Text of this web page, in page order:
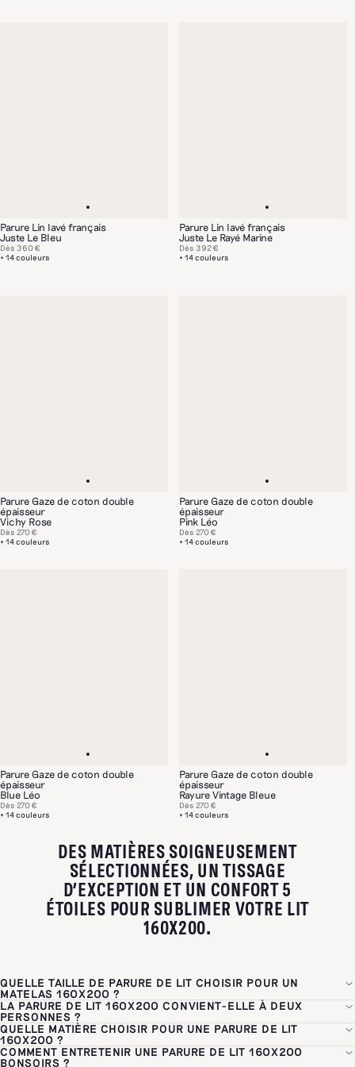
Parure Lin lavé français
Juste Le Bleu
+ 14 couleurs
Dès 360 €
Parure Lin lavé français
Juste Le Rayé Marine
+ 14 couleurs
Dès 392 €
Parure Gaze de coton double
épaisseur
Vichy Rose
+ 14 couleurs
Dès 270 €
Parure Gaze de coton double
épaisseur
Pink Léo
+ 14 couleurs
Dès 270 €
Parure Gaze de coton double
épaisseur
Blue Léo
+ 14 couleurs
Dès 270 €
Parure Gaze de coton double
épaisseur
Rayure Vintage Bleue
+ 14 couleurs
Dès 270 €
DES MATIÈRES SOIGNEUSEMENT
SÉLECTIONNÉES, UN TISSAGE
D’EXCEPTION ET UN CONFORT 5
ÉTOILES POUR SUBLIMER VOTRE LIT
160X200.
QUELLE TAILLE DE PARURE DE LIT CHOISIR POUR UN
MATELAS 160X200 ?
Pour un matelas 160x200 cm, le drap-housse doit faire exactement
160x200 cm pour s'ajuster pile poil et éviter les plis. Pour la housse
de couette, vous avez deux options selon vos préférences : le
240x220 cm, qui convient dans 95% des cas avec une retombée de
LA PARURE DE LIT 160X200 CONVIENT-ELLE À DEUX
PERSONNES ?
Oui, le format 160x200 est le format double par excellence, conçu
pour deux personnes partageant le même lit. La housse de couette
associée, en 240x220 cm ou 260x240 cm selon votre préférence de
QUELLE MATIÈRE CHOISIR POUR UNE PARURE DE LIT
160X200 ?
Le choix de la matière dépend avant tout de vos habitudes de sommeil
COMMENT ENTRETENIR UNE PARURE DE LIT 160X200
BONSOIRS ?